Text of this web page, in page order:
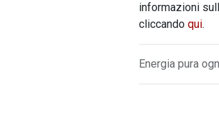
informazioni
cliccando qui.
Energia pura